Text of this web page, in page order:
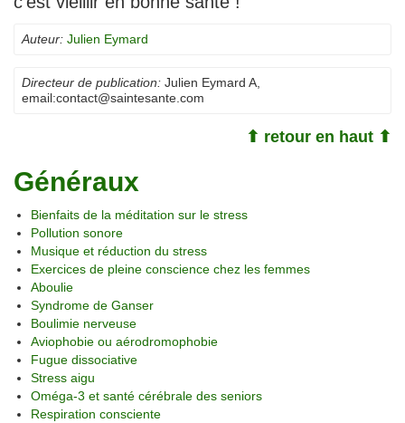
Auteur: Julien Eymard
Directeur de publication: Julien Eymard A
email:contact@saintesante.com
⬆ retour en haut ⬆
Généraux
Bienfaits de la méditation sur le stress
Pollution sonore
Musique et réduction du stress
Exercices de pleine conscience chez les femmes
Aboulie
Syndrome de Ganser
Boulimie nerveuse
Aviophobie ou aérodromophobie
Fugue dissociative
Stress aigu
Oméga-3 et santé cérébrale des seniors
Respiration consciente